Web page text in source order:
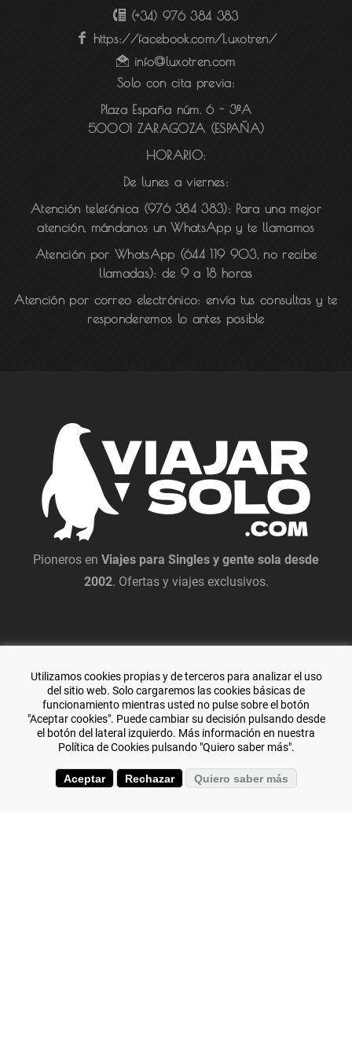
(+34) 976 384 383
https://facebook.com/Luxotren/
info@luxotren.com
Solo con cita previa:
Plaza España núm. 6 - 3ºA
50001 ZARAGOZA (ESPAÑA)
HORARIO:
De lunes a viernes:
Atención telefónica (976 384 383): Para una mejor
atención, mándanos un WhatsApp y te llamamos
Atención por WhatsApp (644 119 903, no recibe
llamadas): de 9 a 18 horas
Atención por correo electrónico: envía tus consultas y te
responderemos lo antes posible
Pioneros en Viajes para Singles y gente sola desde
2002. Ofertas y viajes exclusivos.
Especialistas en viajes de aventura yEl Transiberiano
Utilizamos cookies propias y de terceros para analizar el uso
del sitio web. Solo cargaremos las cookies básicas de
funcionamiento mientras usted no pulse sobre el botón
"Aceptar cookies". Puede cambiar su decisión pulsando desde
el botón del lateral izquierdo. Más información en nuestra
Política de Cookies pulsando "Quiero saber más".
Aceptar Rechazar Quiero saber más